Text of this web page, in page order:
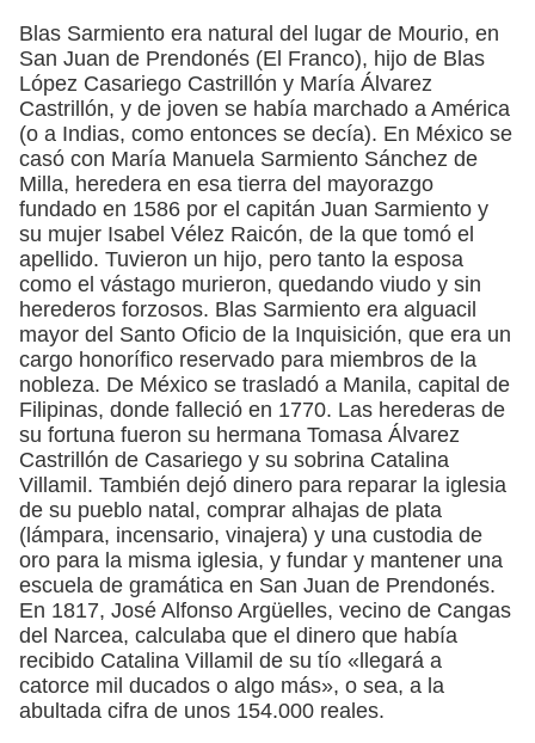
Blas Sarmiento era natural del lugar de Mourio, en
San Juan de Prendonés (El Franco), hijo de Blas
López Casariego Castrillón y María Álvarez
Castrillón, y de joven se había marchado a América
(o a Indias, como entonces se decía). En México se
casó con María Manuela Sarmiento Sánchez de
Milla, heredera en esa tierra del mayorazgo
fundado en 1586 por el capitán Juan Sarmiento y
su mujer Isabel Vélez Raicón, de la que tomó el
apellido. Tuvieron un hijo, pero tanto la esposa
como el vástago murieron, quedando viudo y sin
herederos forzosos. Blas Sarmiento era alguacil
mayor del Santo Oficio de la Inquisición, que era un
cargo honorífico reservado para miembros de la
nobleza. De México se trasladó a Manila, capital de
Filipinas, donde falleció en 1770. Las herederas de
su fortuna fueron su hermana Tomasa Álvarez
Castrillón de Casariego y su sobrina Catalina
Villamil. También dejó dinero para reparar la iglesia
de su pueblo natal, comprar alhajas de plata
(lámpara, incensario, vinajera) y una custodia de
oro para la misma iglesia, y fundar y mantener una
escuela de gramática en San Juan de Prendonés.
En 1817, José Alfonso Argüelles, vecino de Cangas
del Narcea, calculaba que el dinero que había
recibido Catalina Villamil de su tío «llegará a
catorce mil ducados o algo más», o sea, a la
abultada cifra de unos 154.000 reales.